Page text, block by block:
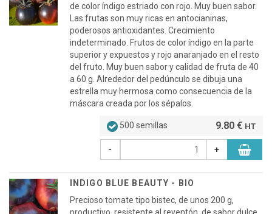
de color índigo estriado con rojo. Muy buen sabor.
Las frutas son muy ricas en antocianinas,
poderosos antioxidantes. Crecimiento
indeterminado. Frutos de color índigo en la parte
superior y expuestos y rojo anaranjado en el resto
del fruto. Muy buen sabor y calidad de fruta de 40
a 60 g. Alrededor del pedúnculo se dibuja una
estrella muy hermosa como consecuencia de la
máscara creada por los sépalos.
500 semillas 9.80 € HT
- +
INDIGO BLUE BEAUTY - BIO
Precioso tomate tipo bistec, de unos 200 g,